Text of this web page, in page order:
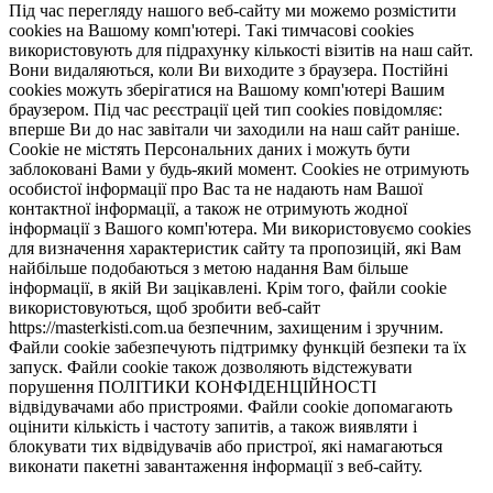
Під час перегляду нашого веб-сайту ми можемо розмістити
cookies на Вашому комп'ютері. Такі тимчасові cookies
використовують для підрахунку кількості візитів на наш сайт.
Вони видаляються, коли Ви виходите з браузера. Постійні
cookies можуть зберігатися на Вашому комп'ютері Вашим
браузером. Під час реєстрації цей тип cookies повідомляє:
вперше Ви до нас завітали чи заходили на наш сайт раніше.
Cookie не містять Персональних даних і можуть бути
заблоковані Вами у будь-який момент. Сookies не отримують
особистої інформації про Вас та не надають нам Вашої
контактної інформації, а також не отримують жодної
інформації з Вашого комп'ютера. Ми використовуємо cookies
для визначення характеристик сайту та пропозицій, які Вам
найбільше подобаються з метою надання Вам більше
інформації, в якій Ви зацікавлені. Крім того, файли cookie
використовуються, щоб зробити веб-сайт
https://masterkisti.com.ua безпечним, захищеним і зручним.
Файли cookie забезпечують підтримку функцій безпеки та їх
запуск. Файли cookie також дозволяють відстежувати
порушення ПОЛІТИКИ КОНФІДЕНЦІЙНОСТІ
відвідувачами або пристроями. Файли cookie допомагають
оцінити кількість і частоту запитів, а також виявляти і
блокувати тих відвідувачів або пристрої, які намагаються
виконати пакетні завантаження інформації з веб-сайту.